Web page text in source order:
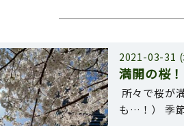
2021-03-31 (
満開の桜！
所々で桜が
も…！） 季